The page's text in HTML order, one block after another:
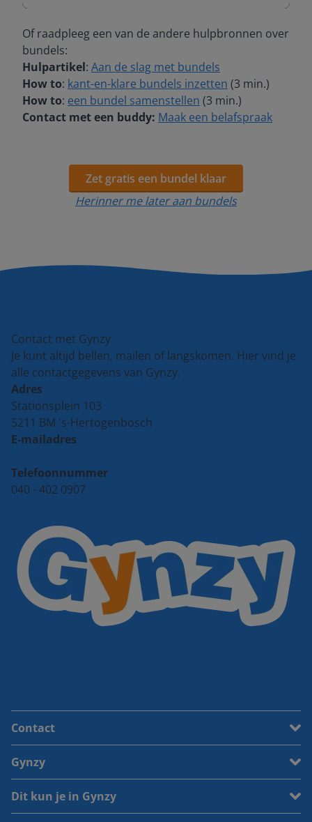
Settings
Of raadpleeg een van de andere hulpbronnen over
bundels:
Hulpartikel: Aan de slag met bundels
How to: kant-en-klare bundels inzetten (3 min.)
How to: een bundel samenstellen (3 min.)
Contact met een buddy: Maak een belafspraak
Zet gratis een bundel klaar
Herinner me later aan bundels
Contact met Gynzy
Je kunt altijd bellen, mailen of langskomen. Hier vind je
alle contactgegevens van Gynzy.
Adres
Stationsplein 103
5211 BM 's-Hertogenbosch
E-mailadres
Telefoonnummer
040 - 402 0907
Contact
Gynzy
Dit kun je in Gynzy